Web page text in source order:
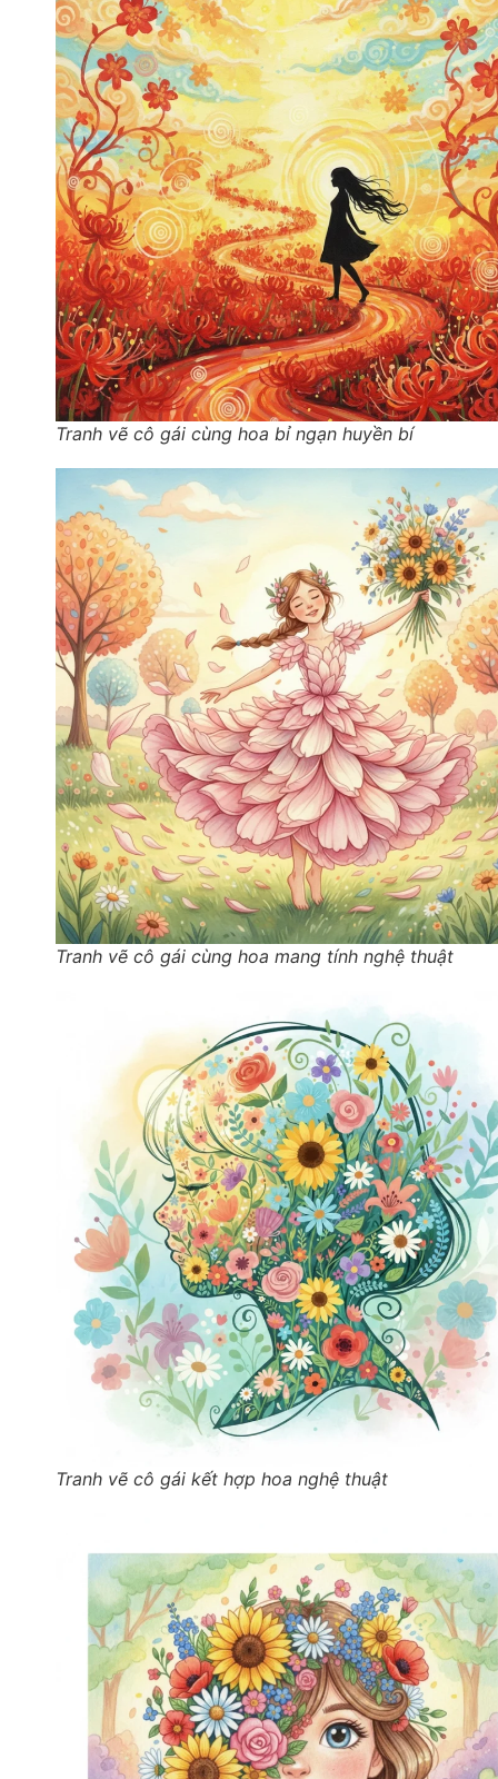
Tranh vẽ cô gái cùng hoa bỉ ngạn huyền bí
Tranh vẽ cô gái cùng hoa mang tính nghệ thuật
Tranh vẽ cô gái kết hợp hoa nghệ thuật